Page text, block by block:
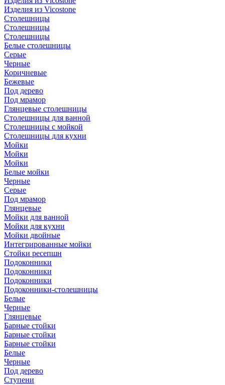
Изделия из Vicostone
Столешницы
Столешницы
Столешницы
Белые столешницы
Серые
Черные
Коричневые
Бежевые
Под дерево
Под мрамор
Глянцевые столешницы
Столешницы для ванной
Столешницы с мойкой
Столешницы для кухни
Мойки
Мойки
Мойки
Белые мойки
Черные
Серые
Под мрамор
Глянцевые
Мойки для ванной
Мойки для кухни
Мойки двойные
Интегрированные мойки
Стойки ресепшн
Подоконники
Подоконники
Подоконники
Подоконники-столешницы
Белые
Черные
Глянцевые
Барные стойки
Барные стойки
Барные стойки
Белые
Черные
Под дерево
Ступени